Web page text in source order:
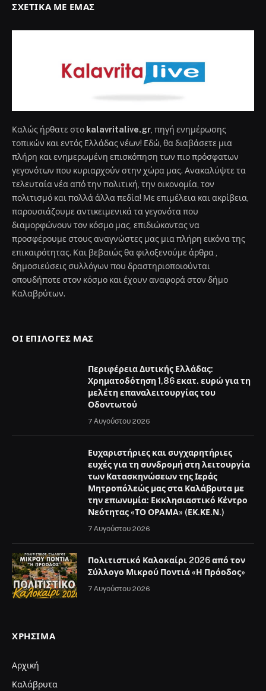
ΣΧΕΤΙΚΆ ΜΕ ΕΜΆΣ
Καλώς ήρθατε στο kalavritalive.gr, πηγή ενημέρωσης
τοπικών και εντός Ελλάδας νέων! Εδώ, θα διαβάσετε μια
πλήρη και ενημερωμένη επισκόπηση των πιο πρόσφατων
γεγονότων που κυριαρχούν στην χώρα μας. Ανακαλύψτε τα
τελευταία νέα από την πολιτική, την οικονομία, τον
πολιτισμό και πολλά άλλα πεδία! Με επιμέλεια και ακρίβεια,
παρουσιάζουμε αντικειμενικά τα γεγονότα που
διαμορφώνουν τον κόσμο μας, επιδιώκοντας να
προσφέρουμε στους αναγνώστες μας μια πλήρη εικόνα της
επικαιρότητας. Και βεβαιώς θα φιλοξενούμε άρθρα ,
δημοσιεύσεις συλλόγων που δραστηριοποιούνται
οπουδήποτε στον κόσμο και έχουν αναφορά στον δήμο
Καλαβρύτων.
ΟΙ ΕΠΙΛΟΓΈΣ ΜΑΣ
Περιφέρεια Δυτικής Ελλάδας:
Χρηματοδότηση 1,86 εκατ. ευρώ για τη
μελέτη επαναλειτουργίας του
Οδοντωτού
7 Αυγούστου 2026
Ευχαριστήριες και συγχαρητήριες
ευχές για τη συνδρομή στη λειτουργία
των Κατασκηνώσεων της Ιεράς
Μητροπόλεώς μας στα Καλάβρυτα με
την επωνυμία: Εκκλησιαστικό Κέντρο
Νεότητας «ΤΟ ΟΡΑΜΑ» (ΕΚ.ΚΕ.Ν.)
7 Αυγούστου 2026
Πολιτιστικό Καλοκαίρι 2026 από τον
Σύλλογο Μικρού Ποντιά «Η Πρόοδος»
7 Αυγούστου 2026
ΧΡΉΣΙΜΑ
Αρχική
Καλάβρυτα